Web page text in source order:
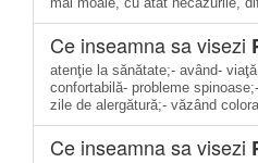
Ce inseamna sa visezi
atenţie la sănătate;- având-
confortabilă- probleme
zile de alergătură;- văzând
Ce inseamna sa visezi